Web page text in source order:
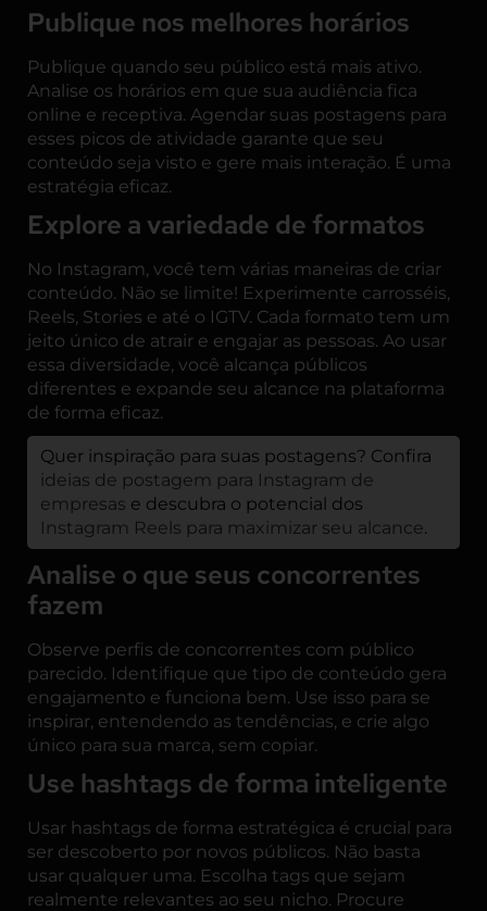
Publique nos melhores horários
Publique quando seu público está mais ativo.
Analise os horários em que sua audiência fica
online e receptiva. Agendar suas postagens para
esses picos de atividade garante que seu
conteúdo seja visto e gere mais interação. É uma
estratégia eficaz.
Explore a variedade de formatos
No Instagram, você tem várias maneiras de criar
conteúdo. Não se limite! Experimente carrosséis,
Reels, Stories e até o IGTV. Cada formato tem um
jeito único de atrair e engajar as pessoas. Ao usar
essa diversidade, você alcança públicos
diferentes e expande seu alcance na plataforma
de forma eficaz.
Quer inspiração para suas postagens? Confira
ideias de postagem para Instagram de
empresas e descubra o potencial dos
Instagram Reels para maximizar seu alcance.
Analise o que seus concorrentes
fazem
Observe perfis de concorrentes com público
parecido. Identifique que tipo de conteúdo gera
engajamento e funciona bem. Use isso para se
inspirar, entendendo as tendências, e crie algo
único para sua marca, sem copiar.
Use hashtags de forma inteligente
Usar hashtags de forma estratégica é crucial para
ser descoberto por novos públicos. Não basta
usar qualquer uma. Escolha tags que sejam
realmente relevantes ao seu nicho. Procure